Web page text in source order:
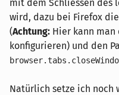
mit dem Schliessen des
wird, dazu bei Firefox
(Achtung: Hier kann
konfigurieren) und den
Natürlich setze ich noch